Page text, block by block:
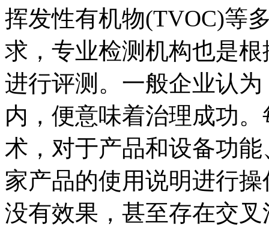
挥发性有机物(TVOC)等
求，专业检测机构也是
进行评测。一般企业认
内，便意味着治理成功
术，对于产品和设备功
家产品的使用说明进行
没有效果，甚至存在交